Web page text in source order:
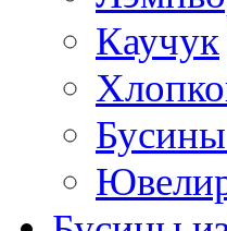
Каучук
Бусины